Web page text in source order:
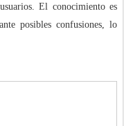
El conocimiento es
posibles confusiones, lo